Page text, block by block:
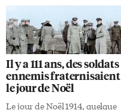
judiciaire internationale du
Canada. Les juges nommés par
le fédéral aux tribunaux
supérieurs des provinces et
territoires ainsi qu’à la Cour
suprême du Canada et autres
tribunaux nationaux sont bien
conscients que notre système
juridique n’est pas sans défis.
Il y a 111 ans, des soldats
ennemis fraternisaient
le jour de Noël
Le jour de Noël 1914, quelque